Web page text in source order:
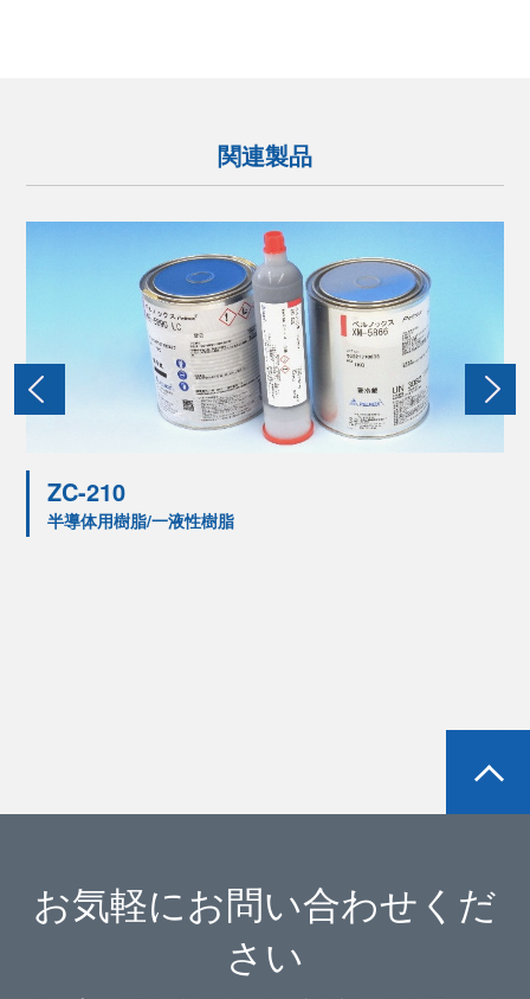
関連製品
ZC-210
半導体用樹脂/一液性樹脂
お気軽にお問い合わせくだ
さい